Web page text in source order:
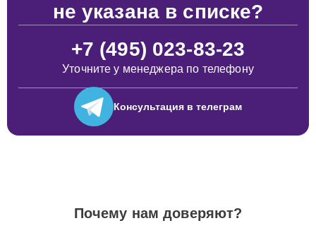
не указана в списке?
+7 (495) 023-83-23
Уточните у менеджера по телефону
Консультация в телеграм
Почему нам доверяют?